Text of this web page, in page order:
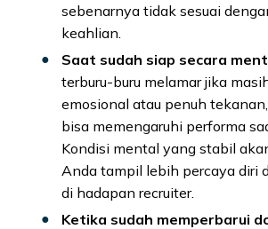
sebenarnya tidak sesuai
keahlian.
Saat sudah siap secara
terburu-buru melamar jika
emosional atau penuh
bisa memengaruhi performa
Kondisi mental yang stabil
Anda tampil lebih percaya diri
di hadapan recruiter.
Ketika sudah memperbarui